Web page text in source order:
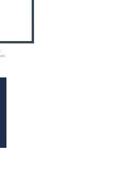
АБСОРБЕР ЗА СПИРАЧНИ УСТРОЙСТВА PETZL ASAP’SORBER